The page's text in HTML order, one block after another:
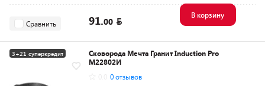
Сравнить 91.00
В корзину
3+21 суперкредит
Сковорода Мечта Гранит Induction Pro
М22802И
0 отзывов